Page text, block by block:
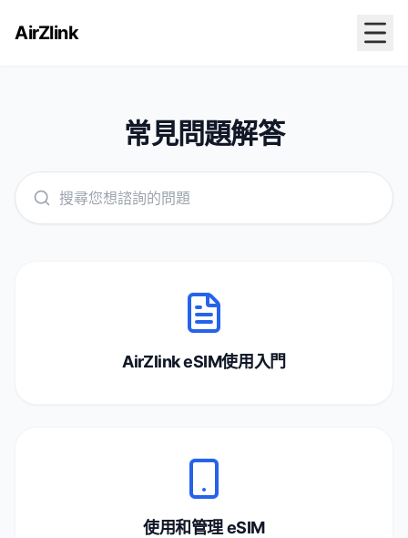
AirZlink
常見問題解答
AirZlink eSIM使用入門
使用和管理 eSIM